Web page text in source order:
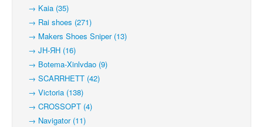
→ Kaia (35)
→ Rai shoes (271)
→ Makers Shoes Sniper (13)
→ JH-ЯН (16)
→ Botema-Xinlvdao (9)
→ SCARRHETT (42)
→ Victoria (138)
→ CROSSOPT (4)
→ Navigator (11)